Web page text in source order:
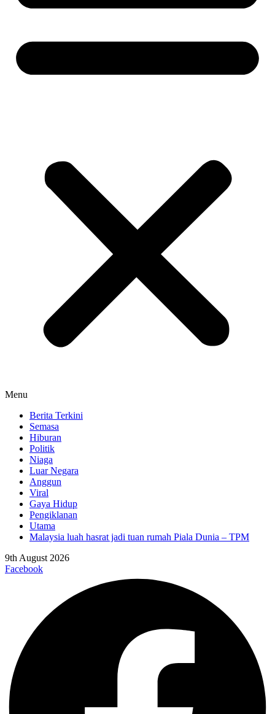
Menu
Berita Terkini
Semasa
Hiburan
Politik
Niaga
Luar Negara
Anggun
Viral
Gaya Hidup
Pengiklanan
Utama
Malaysia luah hasrat jadi tuan rumah Piala Dunia – TPM
9th August 2026
Facebook